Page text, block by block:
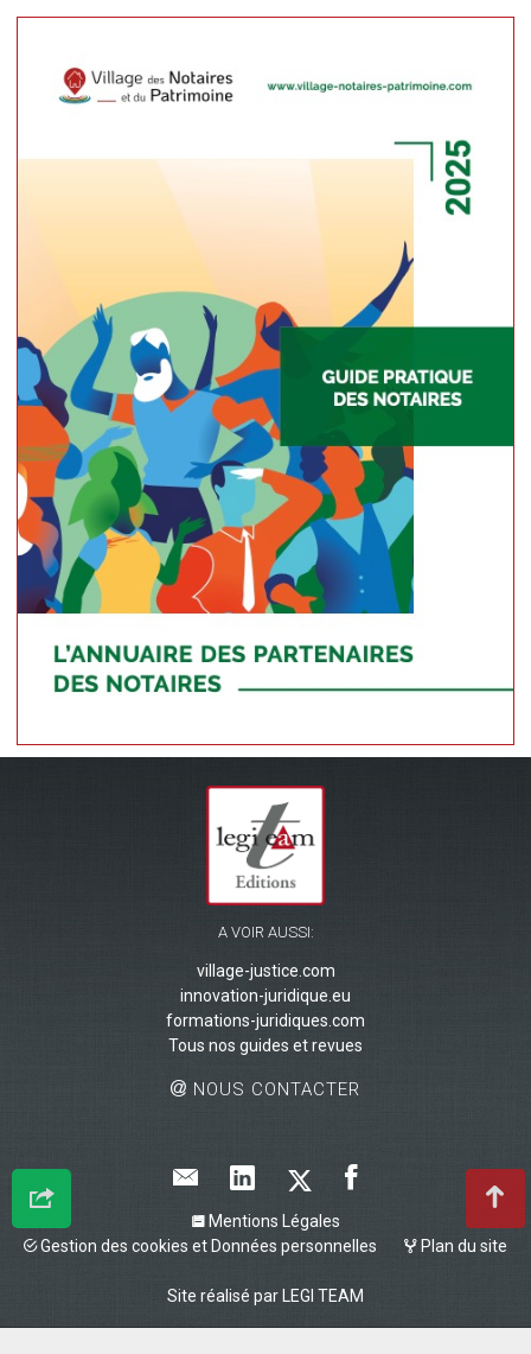
A VOIR AUSSI:
village-justice.com
innovation-juridique.eu
formations-juridiques.com
Tous nos guides et revues
NOUS CONTACTER
Mentions Légales
Gestion des cookies et Données personnelles
Plan du site
Site réalisé par LEGI TEAM